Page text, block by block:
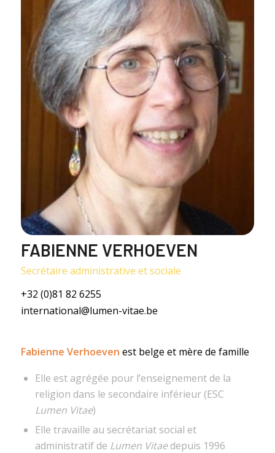
FABIENNE VERHOEVEN
Secrétaire administrative et sociale
+32 (0)81 82 6255
international@lumen-vitae.be
Fabienne Verhoeven est belge et mère de famille
Elle est agrégée pour l’enseignement de la
religion dans le secondaire inférieur (ESC
Lumen Vitae)
Elle travaille au secrétariat social et
administratif de Lumen Vitaedepuis 1996